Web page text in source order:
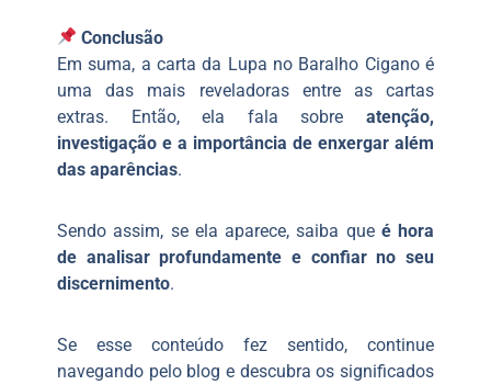
Conclusão
Em suma, a carta da Lupa no Baralho Cigano é
uma das mais reveladoras entre as cartas
extras. Então, ela fala sobre atenção,
investigação e a importância de enxergar além
das aparências.
Sendo assim, se ela aparece, saiba que é hora
de analisar profundamente e confiar no seu
discernimento.
Se esse conteúdo fez sentido, continue
navegando pelo blog e descubra os significados